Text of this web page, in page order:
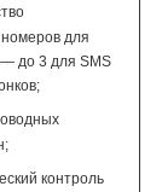
для
до 3 для SMS
контроль